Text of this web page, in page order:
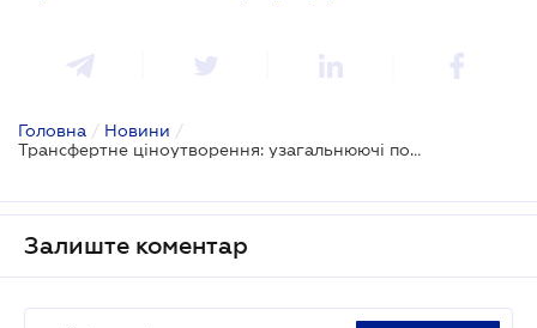
Головна / Новини /
Трансфертне ціноутворення: узагальнюючі податкові консультації від Мінфіну
Залиште коментар